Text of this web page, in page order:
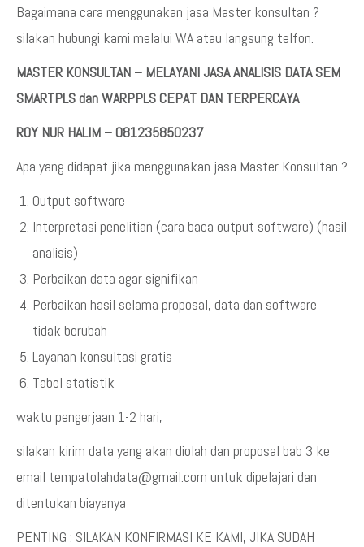
Bagaimana cara menggunakan jasa Master konsultan ?
silakan hubungi kami melalui WA atau langsung telfon.
MASTER KONSULTAN – MELAYANI JASA ANALISIS DATA SEM
SMARTPLS dan WARPPLS CEPAT DAN TERPERCAYA
ROY NUR HALIM – 081235850237
Apa yang didapat jika menggunakan jasa Master Konsultan ?
Output software
Interpretasi penelitian (cara baca output software) (hasil
analisis)
Perbaikan data agar signifikan
Perbaikan hasil selama proposal, data dan software
tidak berubah
Layanan konsultasi gratis
Tabel statistik
waktu pengerjaan 1-2 hari,
silakan kirim data yang akan diolah dan proposal bab 3 ke
email tempatolahdata@gmail.com untuk dipelajari dan
ditentukan biayanya
PENTING : SILAKAN KONFIRMASI KE KAMI, JIKA SUDAH